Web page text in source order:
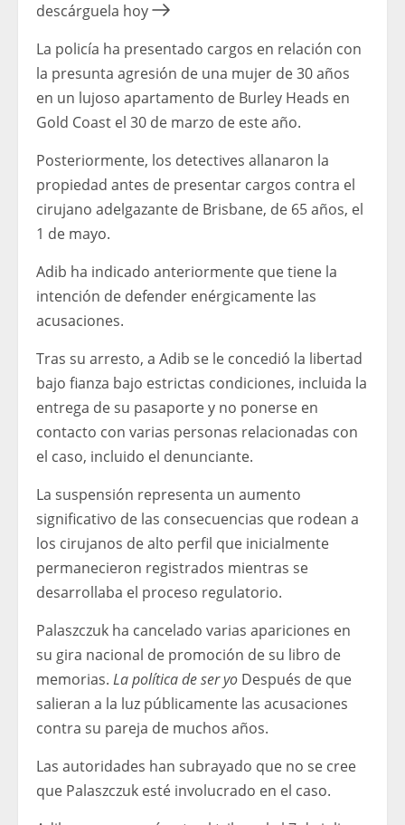
descárguela hoy
La policía ha presentado cargos en relación con
la presunta agresión de una mujer de 30 años
en un lujoso apartamento de Burley Heads en
Gold Coast el 30 de marzo de este año.
Posteriormente, los detectives allanaron la
propiedad antes de presentar cargos contra el
cirujano adelgazante de Brisbane, de 65 años, el
1 de mayo.
Adib ha indicado anteriormente que tiene la
intención de defender enérgicamente las
acusaciones.
Tras su arresto, a Adib se le concedió la libertad
bajo fianza bajo estrictas condiciones, incluida la
entrega de su pasaporte y no ponerse en
contacto con varias personas relacionadas con
el caso, incluido el denunciante.
La suspensión representa un aumento
significativo de las consecuencias que rodean a
los cirujanos de alto perfil que inicialmente
permanecieron registrados mientras se
desarrollaba el proceso regulatorio.
Palaszczuk ha cancelado varias apariciones en
su gira nacional de promoción de su libro de
memorias. La política de ser yo Después de que
salieran a la luz públicamente las acusaciones
contra su pareja de muchos años.
Las autoridades han subrayado que no se cree
que Palaszczuk esté involucrado en el caso.